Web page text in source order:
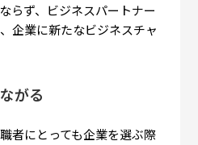
らず、ビジネスパートナー
企業に新たなビジネスチャ
がる
者にとっても企業を選ぶ際